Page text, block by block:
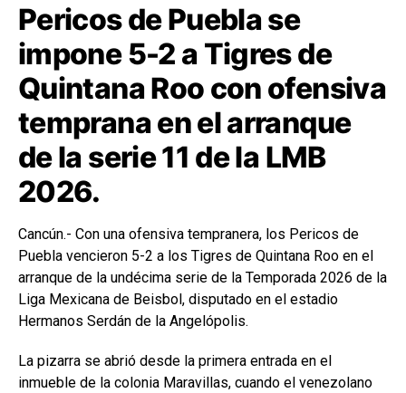
Pericos de Puebla se
impone 5-2 a Tigres de
Quintana Roo con ofensiva
temprana en el arranque
de la serie 11 de la LMB
2026.
Cancún.- Con una ofensiva tempranera, los Pericos de
Puebla vencieron 5-2 a los Tigres de Quintana Roo en el
arranque de la undécima serie de la Temporada 2026 de la
Liga Mexicana de Beisbol, disputado en el estadio
Hermanos Serdán de la Angelópolis.
La pizarra se abrió desde la primera entrada en el
inmueble de la colonia Maravillas, cuando el venezolano